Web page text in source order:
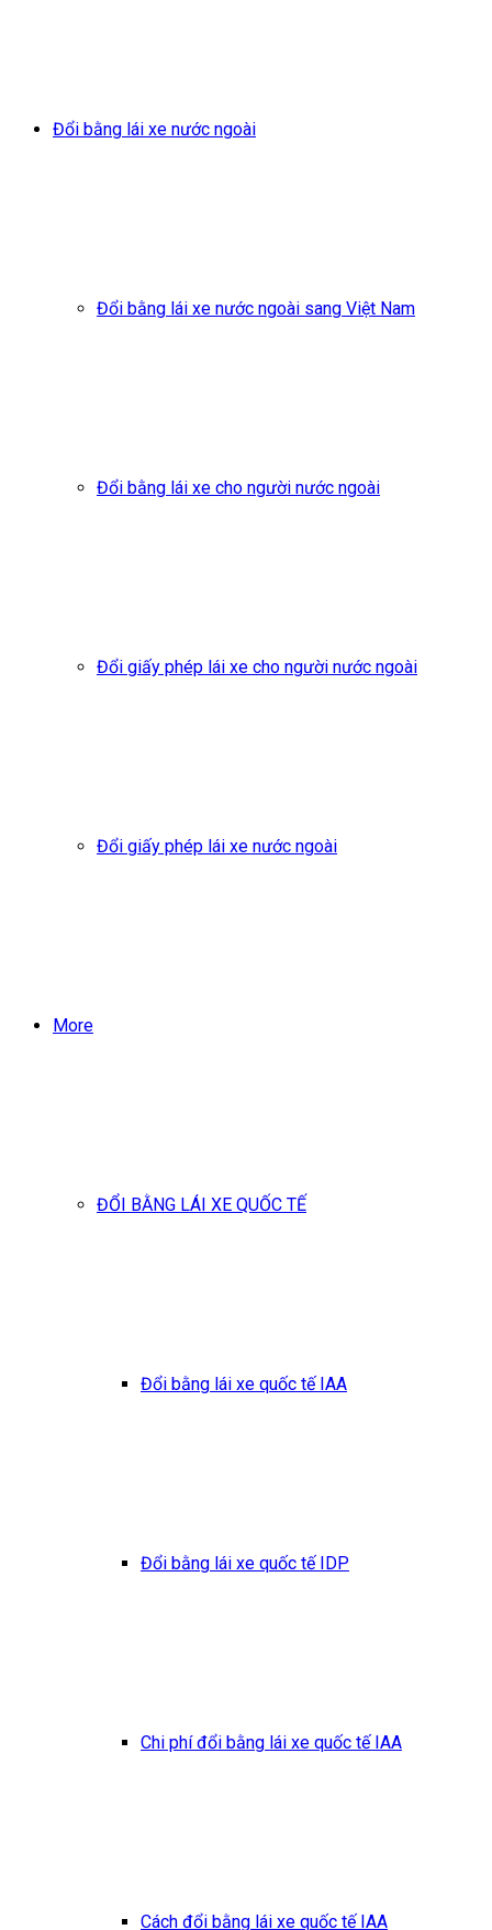
Đổi bằng lái xe nước ngoài
Đổi bằng lái xe nước ngoài sang Việt Nam
Đổi bằng lái xe cho người nước ngoài
Đổi giấy phép lái xe cho người nước ngoài
Đổi giấy phép lái xe nước ngoài
More
ĐỔI BẰNG LÁI XE QUỐC TẾ
Đổi bằng lái xe quốc tế IAA
Đổi bằng lái xe quốc tế IDP
Chi phí đổi bằng lái xe quốc tế IAA
Cách đổi bằng lái xe quốc tế IAA